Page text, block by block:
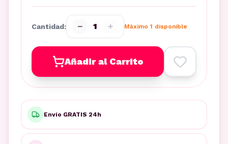
Cantidad: − 1 + Máximo 1 disponible
Añadir al Carrito
Envío GRATIS 24h